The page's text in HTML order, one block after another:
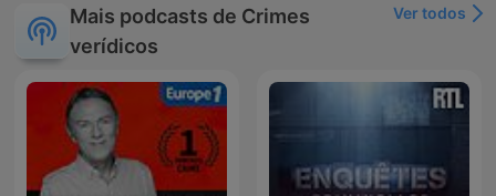
Mais podcasts de Crimes
verídicos
Ver todos